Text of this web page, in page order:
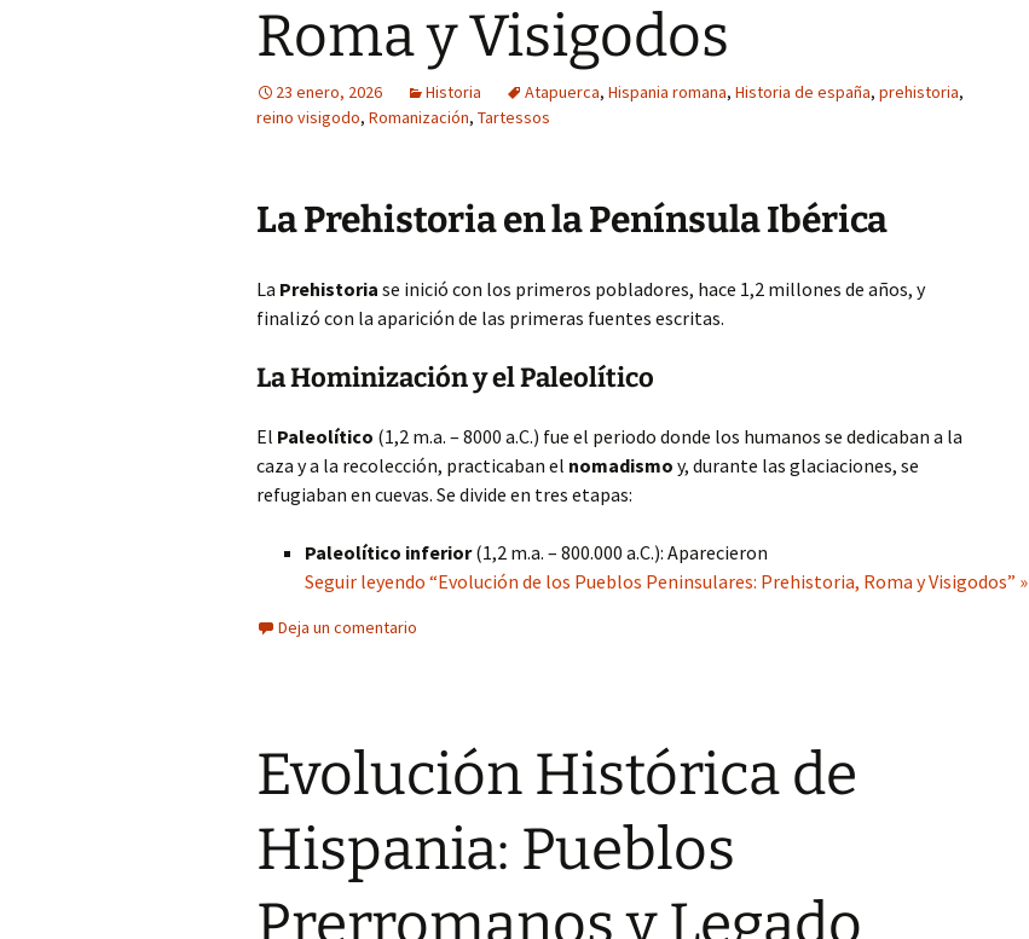
Roma y Visigodos
23 enero, 2026 Historia Atapuerca, Hispania romana, Historia de españa, prehistoria,
reino visigodo, Romanización, Tartessos
La Prehistoria en la Península Ibérica
La Prehistoria se inició con los primeros pobladores, hace 1,2 millones de años, y
finalizó con la aparición de las primeras fuentes escritas.
La Hominización y el Paleolítico
El Paleolítico (1,2 m.a. – 8000 a.C.) fue el periodo donde los humanos se dedicaban a la
caza y a la recolección, practicaban el nomadismo y, durante las glaciaciones, se
refugiaban en cuevas. Se divide en tres etapas:
Paleolítico inferior(1,2 m.a. – 800.000 a.C.): Aparecieron
Seguir leyendo “Evolución de los Pueblos Peninsulares: Prehistoria, Roma y Visigodos” »
Deja un comentario
Evolución Histórica de
Hispania: Pueblos
Prerromanos y Legado